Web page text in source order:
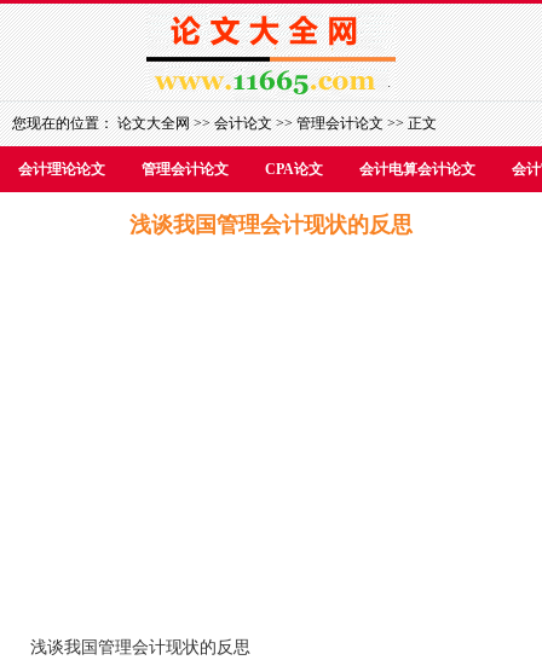
您现在的位置：论文大全网>>会计论文>>管理会计论文>> 正文
会计理论论文 管理会计论文 CPA论文 会计电算会计论文 会
浅谈我国管理会计现状的反思
浅谈我国管理会计现状的反思